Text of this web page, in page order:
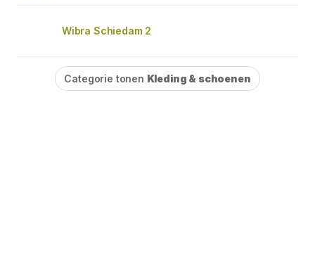
Wibra Schiedam 2
Categorie tonen Kleding & schoenen